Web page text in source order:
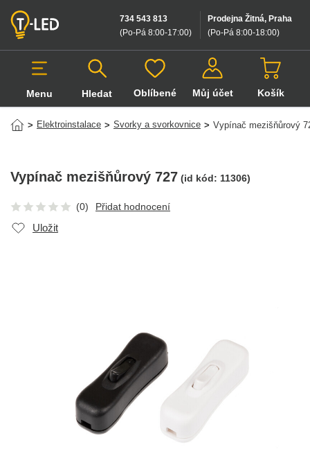
Prodejna Žitná, Praha
(Po-Pá 8:00-18:00)
734 543 813
(Po-Pá 8:00-17:00)
Menu Hledat
Hledat v produktech
Oblíbené Můj účet Košík
> Elektroinstalace > Svorky a svorkovnice > Vypínač mezišňůrový
Vypínač mezišňůrový 727 (id kód: 11306)
(0) Přidat hodnocení
Uložit